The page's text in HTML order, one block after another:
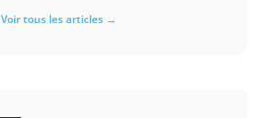
Voir tous les articles →